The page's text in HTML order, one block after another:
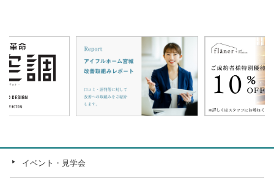
イベント・見学会